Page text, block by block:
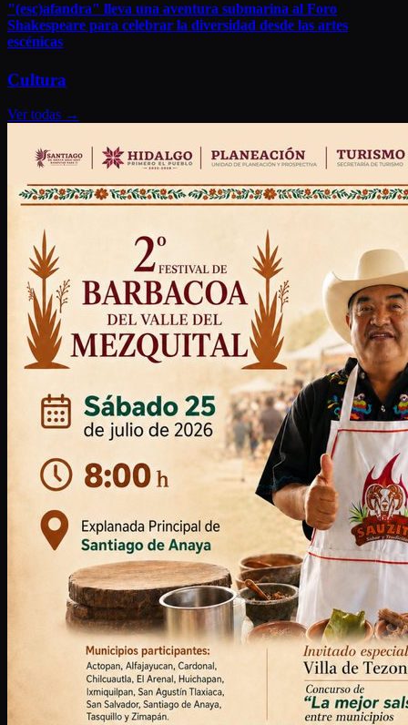
"(esc)afandra" lleva una aventura submarina al Foro
Shakespeare para celebrar la diversidad desde las artes
escénicas
Cultura
Ver todas →